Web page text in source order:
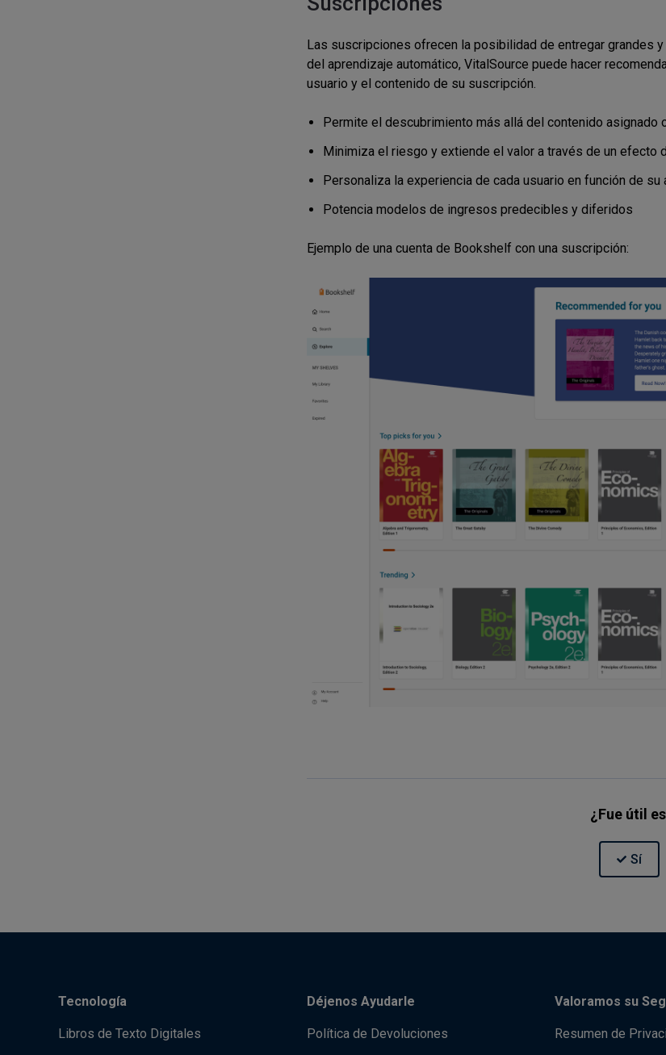
Las suscripciones ofrecen la posibilidad de entregar grandes
del aprendizaje automático, VitalSource puede hacer
usuario y el contenido de su suscripción.
Permite el descubrimiento más allá del contenido asignado
Minimiza el riesgo y extiende el valor a través de un efecto
Personaliza la experiencia de cada usuario en función de su
Potencia modelos de ingresos predecibles y diferidos
Ejemplo de una cuenta de Bookshelf con una suscripción:
¿Fue útil
Tecnología
Libros de Texto Digitales
Déjenos Ayudarle
Política de Devoluciones
Valoramos su
Resumen de